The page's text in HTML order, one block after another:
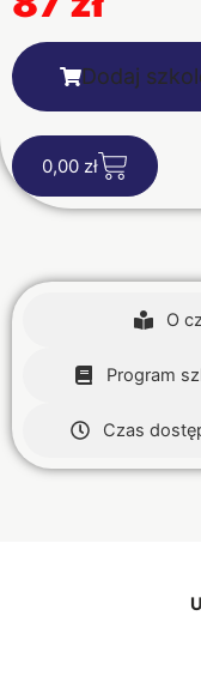
Dodaj
0,00 złC
a
r
O
Program
Czas